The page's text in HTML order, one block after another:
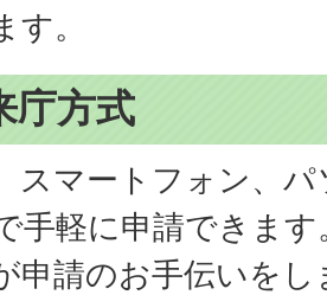
。
庁方式
スマートフォン、
手軽に申請できます
申請のお手伝いを